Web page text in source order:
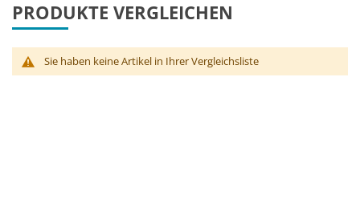
PRODUKTE VERGLEICHEN
Sie haben keine Artikel in Ihrer Vergleichsliste